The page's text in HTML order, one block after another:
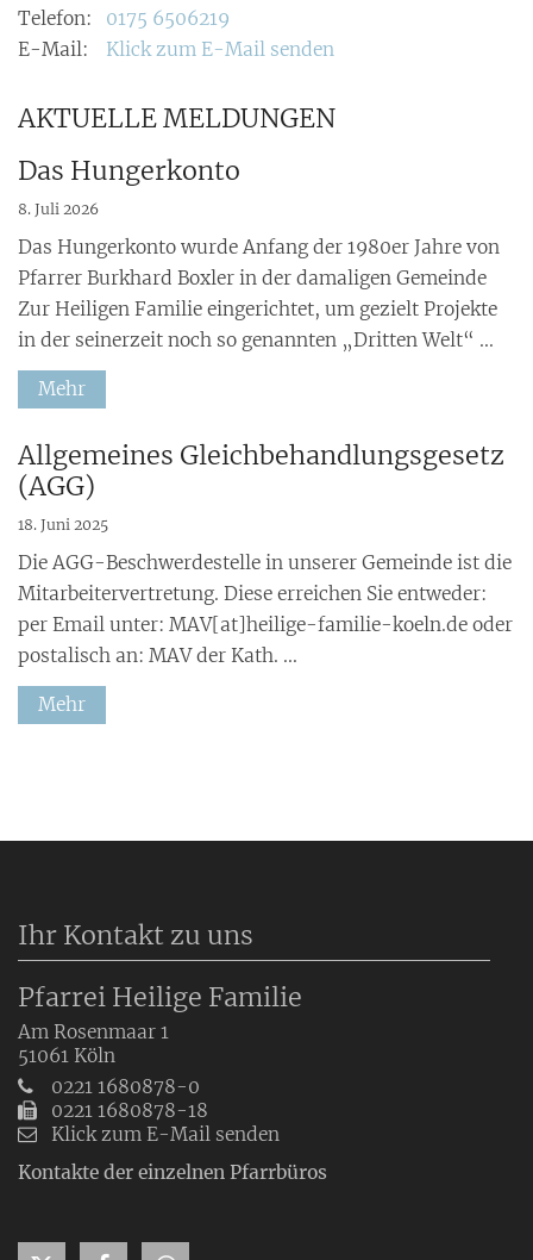
Telefon:
0175 6506219
E-Mail:
Klick zum E-Mail senden
AKTUELLE MELDUNGEN
Das Hungerkonto
8. Juli 2026
Das Hungerkonto wurde Anfang der 1980er Jahre von
Pfarrer Burkhard Boxler in der damaligen Gemeinde
Zur Heiligen Familie eingerichtet, um gezielt Projekte
in der seinerzeit noch so genannten „Dritten Welt“ ...
Mehr
Allgemeines Gleichbehandlungsgesetz
(AGG)
18. Juni 2025
Die AGG-Beschwerdestelle in unserer Gemeinde ist die
Mitarbeitervertretung. Diese erreichen Sie entweder:
per Email unter: MAV[at]heilige-familie-koeln.de oder
postalisch an: MAV der Kath. ...
Mehr
Ihr Kontakt zu uns
Pfarrei Heilige Familie
Am Rosenmaar 1
51061 Köln
0221 1680878-0
0221 1680878-18
Klick zum E-Mail senden
Kontakte der einzelnen Pfarrbüros